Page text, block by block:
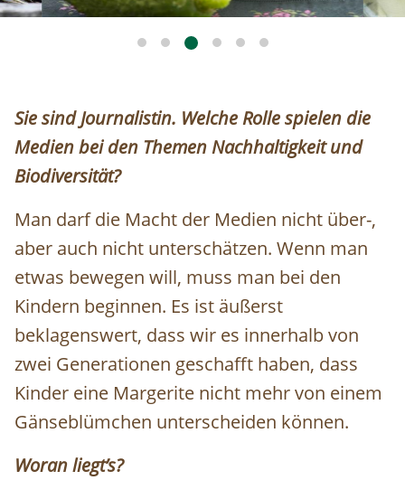
Sie sind Journalistin. Welche Rolle spielen die
Medien bei den Themen Nachhaltigkeit und
Biodiversität?
Man darf die Macht der Medien nicht über-,
aber auch nicht unterschätzen. Wenn man
etwas bewegen will, muss man bei den
Kindern beginnen. Es ist äußerst
beklagenswert, dass wir es innerhalb von
zwei Generationen geschafft haben, dass
Kinder eine Margerite nicht mehr von einem
Gänseblümchen unterscheiden können.
Woran liegt’s?